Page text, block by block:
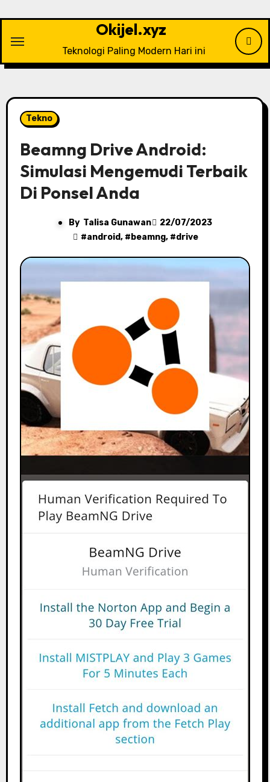
content
Okijel.xyz
Teknologi Paling Modern Hari ini
Tekno
Beamng Drive Android:
Simulasi Mengemudi Terbaik
Di Ponsel Anda
By Talisa Gunawan
22/07/2023
#android, # beamng, #drive